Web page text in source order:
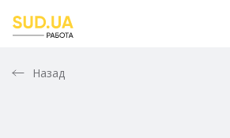
Назад